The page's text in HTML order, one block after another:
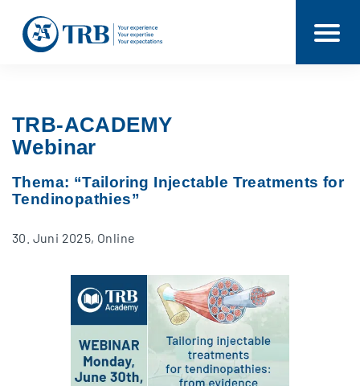
TRB-ACADEMY
Webinar
Thema: “Tailoring Injectable Treatments for
Tendinopathies”
30. Juni 2025, Online